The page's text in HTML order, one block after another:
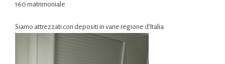
160 matrimoniale
Siamo attrezzati con depositi in varie regione d’Italia.